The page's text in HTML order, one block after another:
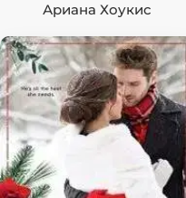
Ариана Хоукис